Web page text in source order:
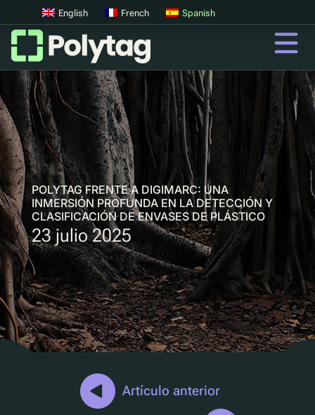
Códigos QR
Códigos QR avanzados
Etiquetas UV
Clasificación UV
QR
Pasaportes digitales de productos
Sistemas digitales de devolución de depósitos
Autenticación de productos
Marketing D2C
QR Reutilizar y rellenar
Ecotrace
Datos EPR
English French Spanish
POLYTAG FRENTE A DIGIMARC: UNA
INMERSIÓN PROFUNDA EN LA DETECCIÓN Y
CLASIFICACIÓN DE ENVASES DE PLÁSTICO
23 julio 2025
Artículo anterior